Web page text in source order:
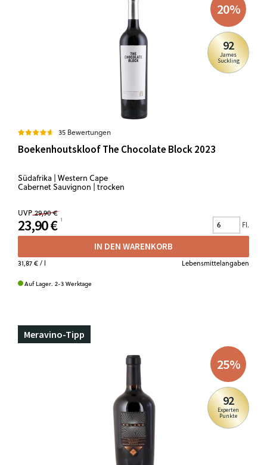
20%
92
James
Suckling
35 Bewertungen
Boekenhoutskloof The Chocolate Block 2023
Südafrika | Western Cape
Cabernet Sauvignon | trocken
UVP 29,90 €
23,90 € Fl.
IN DEN WARENKORB
31,87 €/ l Lebensmittelangaben
Auf Lager. 2-3 Werktage
Meravino-Tipp
25%
92
Experten
Punkte